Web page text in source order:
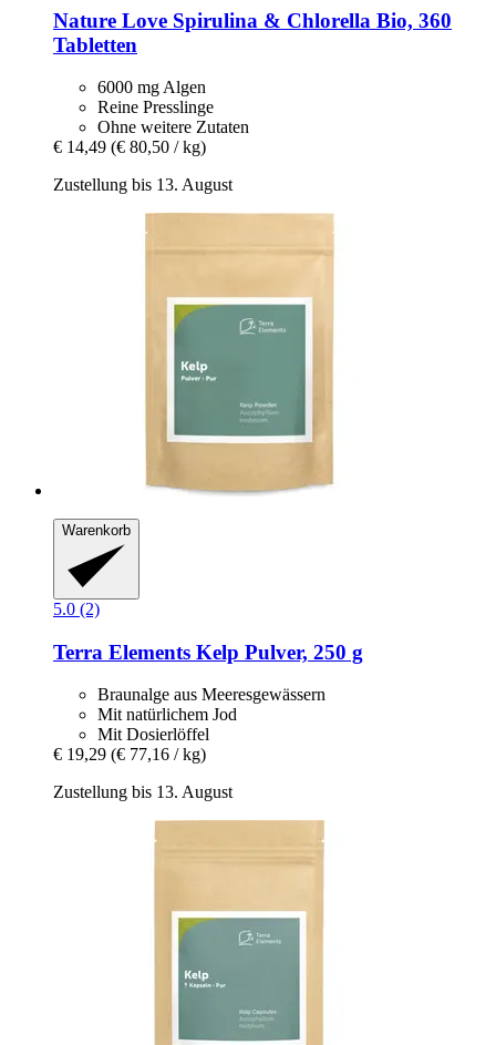
Nature Love Spirulina & Chlorella Bio, 360
Tabletten
6000 mg Algen
Reine Presslinge
Ohne weitere Zutaten
€ 14,49 (€ 80,50 / kg)
Zustellung bis 13. August
Warenkorb
5.0 (2)
Terra Elements Kelp Pulver, 250 g
Braunalge aus Meeresgewässern
Mit natürlichem Jod
Mit Dosierlöffel
€ 19,29 (€ 77,16 / kg)
Zustellung bis 13. August